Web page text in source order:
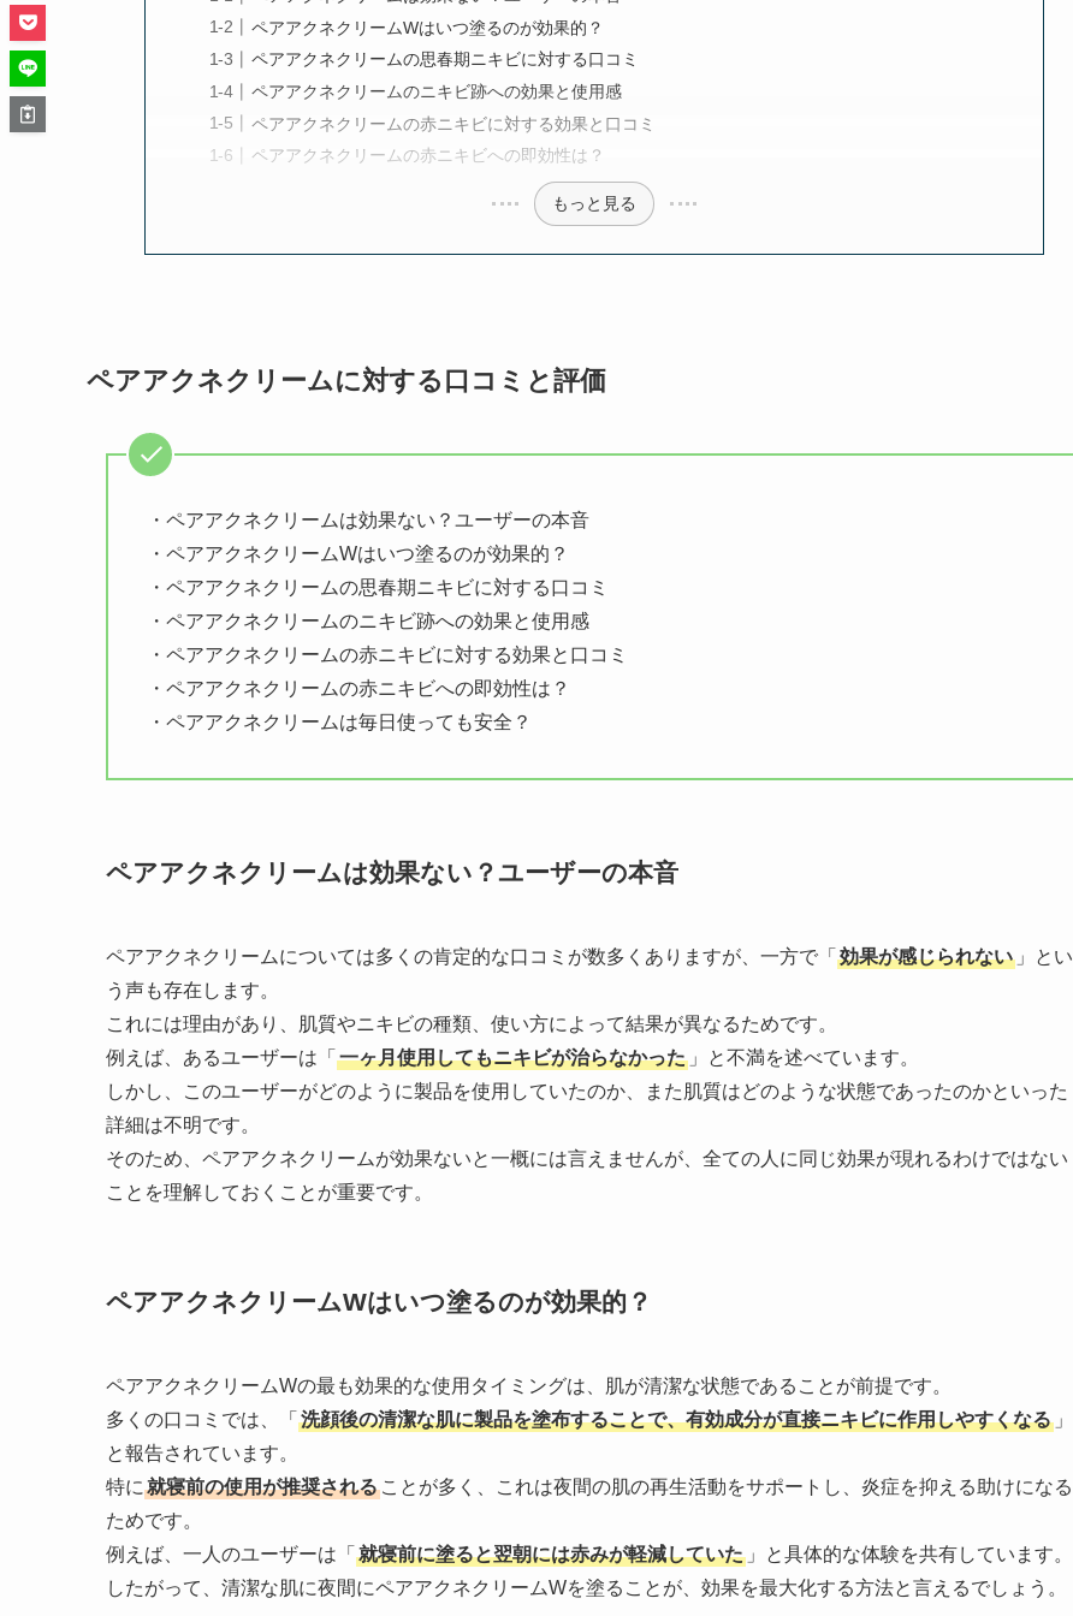
ペアアクネクリームWはいつ塗るのが効果的？
ペアアクネクリームの思春期ニキビに対する口コミ
ペアアクネクリームのニキビ跡への効果と使用感
ペアアクネクリームの赤ニキビに対する効果と口コミ
ペアアクネクリームの赤ニキビへの即効性は？
もっと見る
ペアアクネクリームに対する口コミと評価
・ペアアクネクリームは効果ない？ユーザーの本音
・ペアアクネクリームWはいつ塗るのが効果的？
・ペアアクネクリームの思春期ニキビに対する口コミ
・ペアアクネクリームのニキビ跡への効果と使用感
・ペアアクネクリームの赤ニキビに対する効果と口コミ
・ペアアクネクリームの赤ニキビへの即効性は？
・ペアアクネクリームは毎日使っても安全？
ペアアクネクリームは効果ない？ユーザーの本音
ペアアクネクリームについては多くの肯定的な口コミが数多くありますが、一方で「 効果が感じられない 」とい
う声も存在します。
これには理由があり、肌質やニキビの種類、使い方によって結果が異なるためです。
例えば、あるユーザーは「 一ヶ月使用してもニキビが治らなかった 」と不満を述べています。
しかし、このユーザーがどのように製品を使用していたのか、また肌質はどのような状態であったのかといった
詳細は不明です。
そのため、ペアアクネクリームが効果ないと一概には言えませんが、全ての人に同じ効果が現れるわけではない
ことを理解しておくことが重要です。
ペアアクネクリームWはいつ塗るのが効果的？
ペアアクネクリームWの最も効果的な使用タイミングは、肌が清潔な状態であることが前提です。
多くの口コミでは、「 洗顔後の清潔な肌に製品を塗布することで、有効成分が直接ニキビに作用しやすくなる 」
と報告されています。
特に 就寝前の使用が推奨される ことが多く、これは夜間の肌の再生活動をサポートし、炎症を抑える助けになる
ためです。
例えば、一人のユーザーは「 就寝前に塗ると翌朝には赤みが軽減していた 」と具体的な体験を共有しています。
したがって、清潔な肌に夜間にペアアクネクリームWを塗ることが、効果を最大化する方法と言えるでしょう。